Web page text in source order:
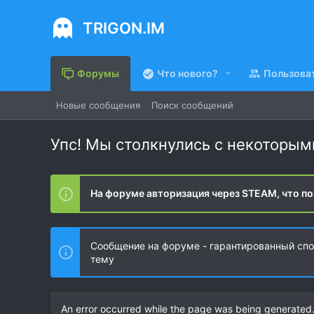
TRIGON.IM
Форумы Что нового?
Новые сообщения Поиск сообщений
Упс! Мы столкнулись с
На форуме авторизация через STEAM, что
Сообщение на форуме - гарантированный
тему
An error occurred while the page was being